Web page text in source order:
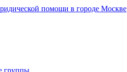
помощи в городе Москве
группы